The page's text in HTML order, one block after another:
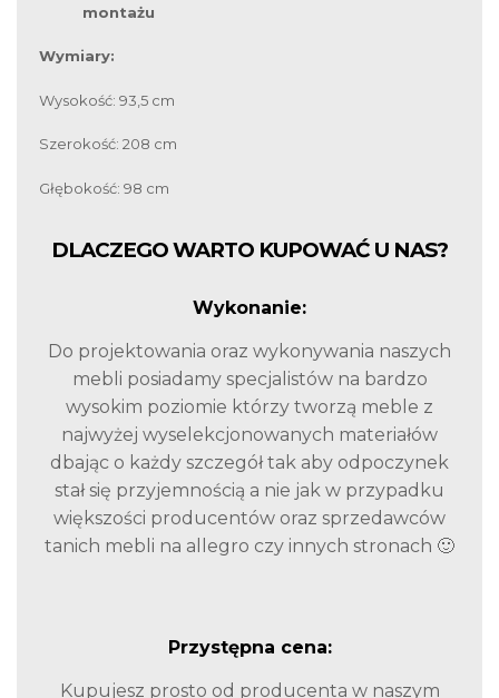
montażu
Wymiary:
Wysokość: 93,5 cm
Szerokość: 208 cm
Głębokość: 98 cm
DLACZEGO WARTO KUPOWAĆ U NAS?
Wykonanie:
Do projektowania oraz wykonywania naszych
mebli posiadamy specjalistów na bardzo
wysokim poziomie którzy tworzą meble z
najwyżej wyselekcjonowanych materiałów
dbając o każdy szczegół tak aby odpoczynek
stał się przyjemnością a nie jak w przypadku
większości producentów oraz sprzedawców
tanich mebli na allegro czy innych stronach 🙂
Przystępna cena:
Kupujesz prosto od producenta w naszym